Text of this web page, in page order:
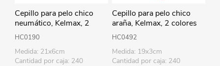
Cepillo para pelo chico
neumático, Kelmax, 2
colores
HC0190
Medida: 21x6cm
Cantidad por caja: 240
Cepillo para pelo chico
araña, Kelmax, 2 colores
HC0492
Medida: 19x3cm
Cantidad por caja: 240